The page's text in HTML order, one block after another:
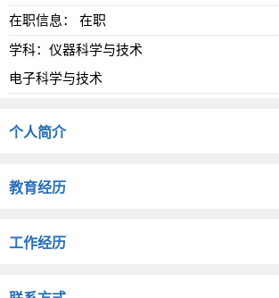
在职信息： 在职
学科：仪器科学与技术
电子科学与技术
个人简介
教育经历
工作经历